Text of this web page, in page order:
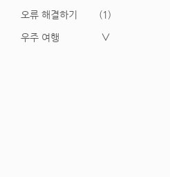
오류 해결하기 (1)
우주 여행 ∨